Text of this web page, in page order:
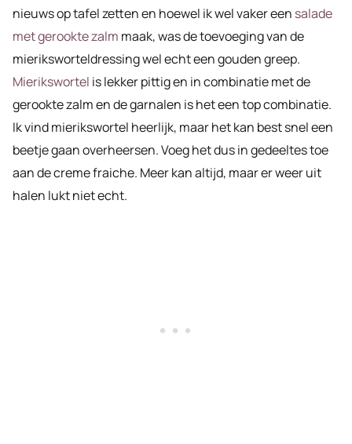
nieuws op tafel zetten en hoewel ik wel vaker een salade
met gerookte zalm maak, was de toevoeging van de
mieriksworteldressing wel echt een gouden greep.
Mierikswortel is lekker pittig en in combinatie met de
gerookte zalm en de garnalen is het een top combinatie.
Ik vind mierikswortel heerlijk, maar het kan best snel een
beetje gaan overheersen. Voeg het dus in gedeeltes toe
aan de creme fraiche. Meer kan altijd, maar er weer uit
halen lukt niet echt.